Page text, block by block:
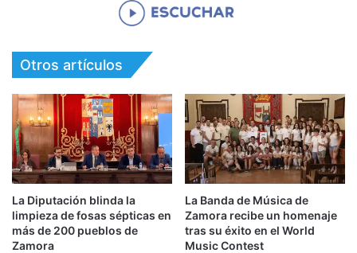
Otros artículos
La Diputación blinda la
limpieza de fosas sépticas en
más de 200 pueblos de
Zamora
La Banda de Música de
Zamora recibe un homenaje
tras su éxito en el World
Music Contest